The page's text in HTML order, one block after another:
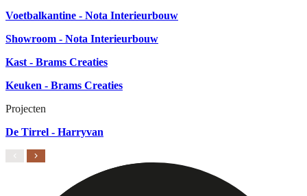
Voetbalkantine - Nota Interieurbouw
Showroom - Nota Interieurbouw
Kast - Brams Creaties
Keuken - Brams Creaties
Projecten
De Tirrel - Harryvan